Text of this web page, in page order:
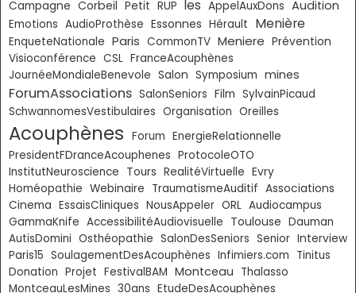
Campagne Corbeil Petit RUP les AppelAuxDons Audition
Emotions AudioProthèse Essonnes Hérault Menière
EnqueteNationale Paris CommonTV Meniere Prévention
Visioconférence CSL FranceAcouphènes
JournéeMondialeBenevole Salon Symposium mines
ForumAssociations SalonSeniors Film SylvainPicaud
SchwannomesVestibulaires Organisation Oreilles
Acouphènes Forum EnergieRelationnelle
PresidentFDranceAcouphenes ProtocoleOTO
InstitutNeuroscience Tours RealitéVirtuelle Evry
Homéopathie Webinaire TraumatismeAuditif Associations
Cinema EssaisCliniques NousAppeler ORL Audiocampus
GammaKnife AccessibilitéAudiovisuelle Toulouse Dauman
AutisDomini Osthéopathie SalonDesSeniors Senior Interview
Paris15 SoulagementDesAcouphènes Infimiers.com Tinitus
Donation Projet FestivalBAM Montceau Thalasso
MontceauLesMines 30ans EtudeDesAcouphènes